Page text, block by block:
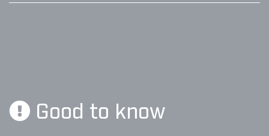
Good to know